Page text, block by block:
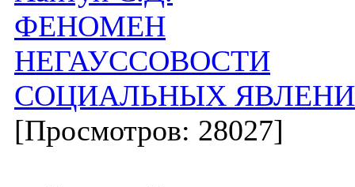
ФЕНОМЕН
НЕГАУССОВОСТИ
СОЦИАЛЬНЫХ
[Просмотров: 28027]